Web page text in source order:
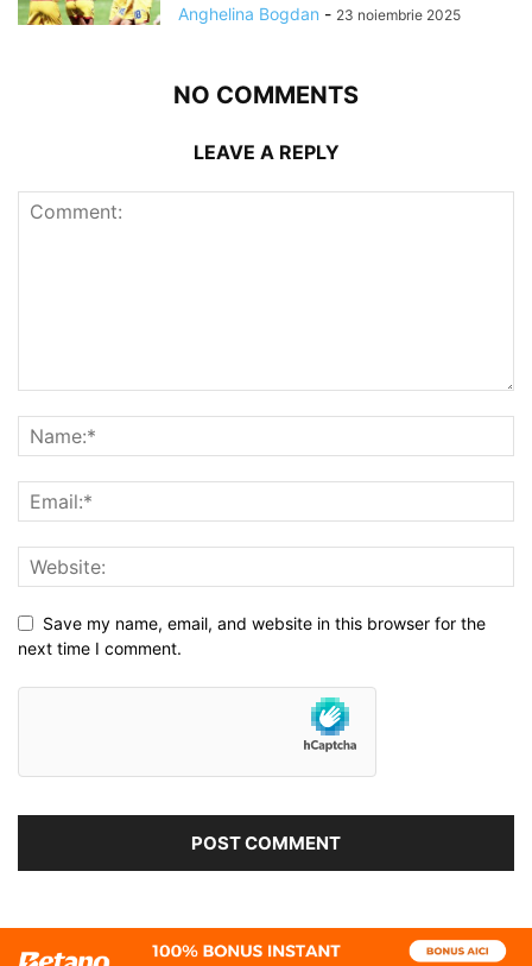
Anghelina Bogdan - 23 noiembrie 2025
NO COMMENTS
LEAVE A REPLY
Save my name, email, and website in this browser for the
next time I comment.